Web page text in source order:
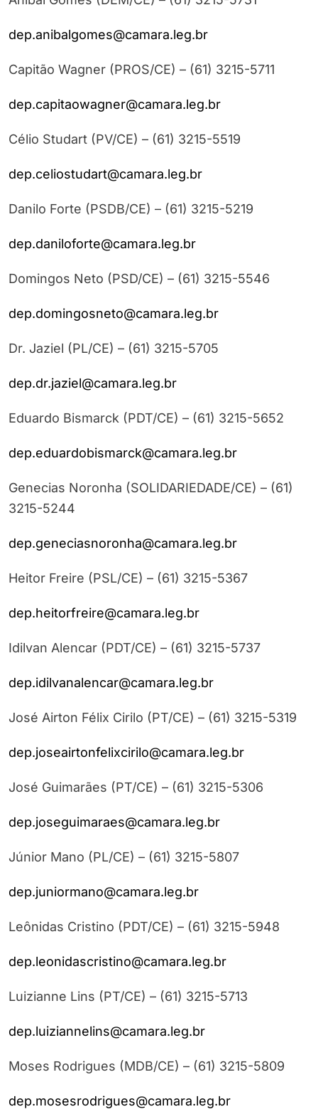
dep.anibalgomes@camara.leg.br
Capitão Wagner (PROS/CE) – (61) 3215-5711
dep.capitaowagner@camara.leg.br
Célio Studart (PV/CE) – (61) 3215-5519
dep.celiostudart@camara.leg.br
Danilo Forte (PSDB/CE) – (61) 3215-5219
dep.daniloforte@camara.leg.br
Domingos Neto (PSD/CE) – (61) 3215-5546
dep.domingosneto@camara.leg.br
Dr. Jaziel (PL/CE) – (61) 3215-5705
dep.dr.jaziel@camara.leg.br
Eduardo Bismarck (PDT/CE) – (61) 3215-5652
dep.eduardobismarck@camara.leg.br
Genecias Noronha (SOLIDARIEDADE/CE) – (61)
3215-5244
dep.geneciasnoronha@camara.leg.br
Heitor Freire (PSL/CE) – (61) 3215-5367
dep.heitorfreire@camara.leg.br
Idilvan Alencar (PDT/CE) – (61) 3215-5737
dep.idilvanalencar@camara.leg.br
José Airton Félix Cirilo (PT/CE) – (61) 3215-5319
dep.joseairtonfelixcirilo@camara.leg.br
José Guimarães (PT/CE) – (61) 3215-5306
dep.joseguimaraes@camara.leg.br
Júnior Mano (PL/CE) – (61) 3215-5807
dep.juniormano@camara.leg.br
Leônidas Cristino (PDT/CE) – (61) 3215-5948
dep.leonidascristino@camara.leg.br
Luizianne Lins (PT/CE) – (61) 3215-5713
dep.luiziannelins@camara.leg.br
Moses Rodrigues (MDB/CE) – (61) 3215-5809
dep.mosesrodrigues@camara.leg.br